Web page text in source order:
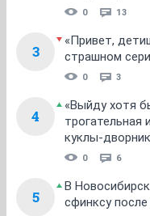
0 13
3
«Привет,
страшном
0 3
4
«Выйду хотя
трогательная
куклы-
0 6
5
В
сфинксу